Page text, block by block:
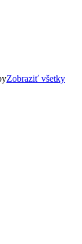
Zobraziť všetky